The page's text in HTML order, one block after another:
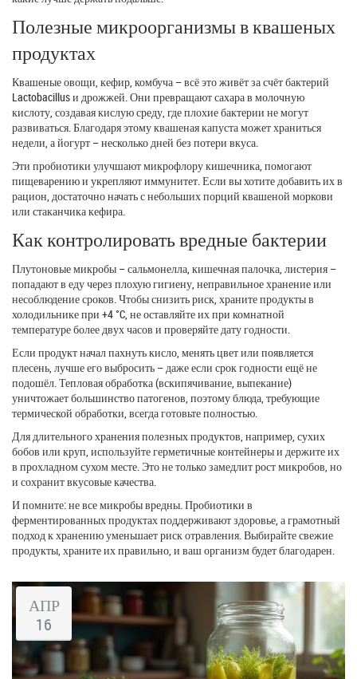
Полезные микроорганизмы в квашеных
продуктах
Квашеные овощи, кефир, комбуча – всё это живёт за счёт бактерий
Lactobacillus и дрожжей. Они превращают сахара в молочную
кислоту, создавая кислую среду, где плохие бактерии не могут
развиваться. Благодаря этому квашеная капуста может храниться
недели, а йогурт – несколько дней без потери вкуса.
Эти пробиотики улучшают микрофлору кишечника, помогают
пищеварению и укрепляют иммунитет. Если вы хотите добавить их в
рацион, достаточно начать с небольших порций квашеной моркови
или стаканчика кефира.
Как контролировать вредные бактерии
Плутоновые микробы – сальмонелла, кишечная палочка, листерия –
попадают в еду через плохую гигиену, неправильное хранение или
несоблюдение сроков. Чтобы снизить риск, храните продукты в
холодильнике при +4 °C, не оставляйте их при комнатной
температуре более двух часов и проверяйте дату годности.
Если продукт начал пахнуть кисло, менять цвет или появляется
плесень, лучше его выбросить – даже если срок годности ещё не
подошёл. Тепловая обработка (вскипячивание, выпекание)
уничтожает большинство патогенов, поэтому блюда, требующие
термической обработки, всегда готовьте полностью.
Для длительного хранения полезных продуктов, например, сухих
бобов или круп, используйте герметичные контейнеры и держите их
в прохладном сухом месте. Это не только замедлит рост микробов, но
и сохранит вкусовые качества.
И помните: не все микробы вредны. Пробиотики в
ферментированных продуктах поддерживают здоровье, а грамотный
подход к хранению уменьшает риск отравления. Выбирайте свежие
продукты, храните их правильно, и ваш организм будет благодарен.
АПР
16